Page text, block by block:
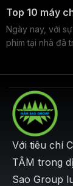
Top 10 máy
Ngày nay, với
phim tại nhà đã
Với tiêu chí
TÂM trong
Sao Group